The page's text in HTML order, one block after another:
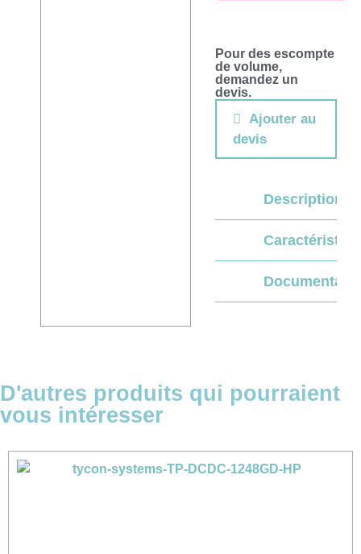
Pour des escompte
de volume,
demandez un
devis.
Ajouter au
devis
Description
D'autres produits qui pourraient
vous intéresser